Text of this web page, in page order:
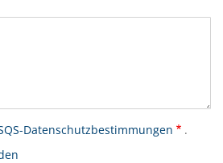
Datenschutzbestimmungen
.